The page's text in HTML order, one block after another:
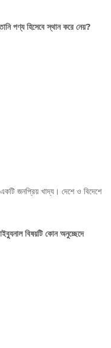
পণ্য হিসেবে স্থান করে নেয়?
একটি জনপ্রিয় খাদ্য। দেশে ও বিদেশে
বিষয়টি কোন অনুচ্ছেদে